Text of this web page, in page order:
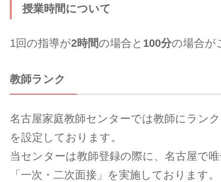
授業時間について
1回の指導が2時間の場合と 100分の場合が
教師ランク
名古屋家庭教師センターでは教師にラン
を設定しております。
当センターは教師登録の際に、名古屋で
「一次・二次面接」を実施しております。